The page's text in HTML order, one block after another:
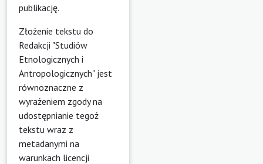
publikację.
Złożenie tekstu do
Redakcji "Studiów
Etnologicznych i
Antropologicznych" jest
równoznaczne z
wyrażeniem zgody na
udostępnianie tegoż
tekstu wraz z
metadanymi na
warunkach licencji